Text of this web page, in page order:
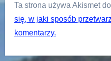
Ta strona używa Akismet
się, w jaki sposób
komentarzy.